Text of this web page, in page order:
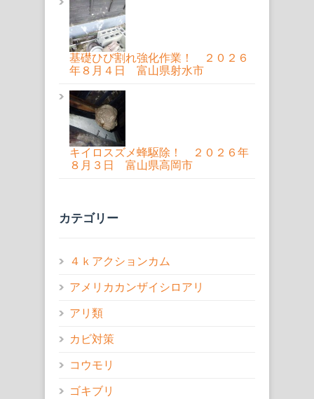
基礎ひび割れ強化作業！ ２０２６
年８月４日 富山県射水市
キイロスズメ蜂駆除！ ２０２６年
８月３日 富山県高岡市
カテゴリー
４ｋアクションカム
アメリカカンザイシロアリ
アリ類
カビ対策
コウモリ
ゴキブリ